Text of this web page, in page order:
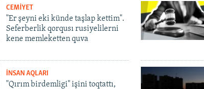
CEMİYET
"Er şeyni eki künde taşlap kettim".
Seferberlik qorqusı rusiyelilerni
kene memleketten quva
İNSAN AQLARI
"Qırım birdemligi" işini toqtattı,